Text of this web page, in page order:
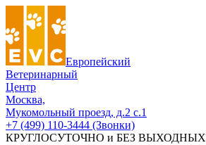
Европейский
Ветеринарный
Центр
Москва,
Мукомольный проезд, д.2 с.1
+7 (499) 110-3444 (Звонки)
КРУГЛОСУТОЧНО и БЕЗ ВЫХОДНЫХ